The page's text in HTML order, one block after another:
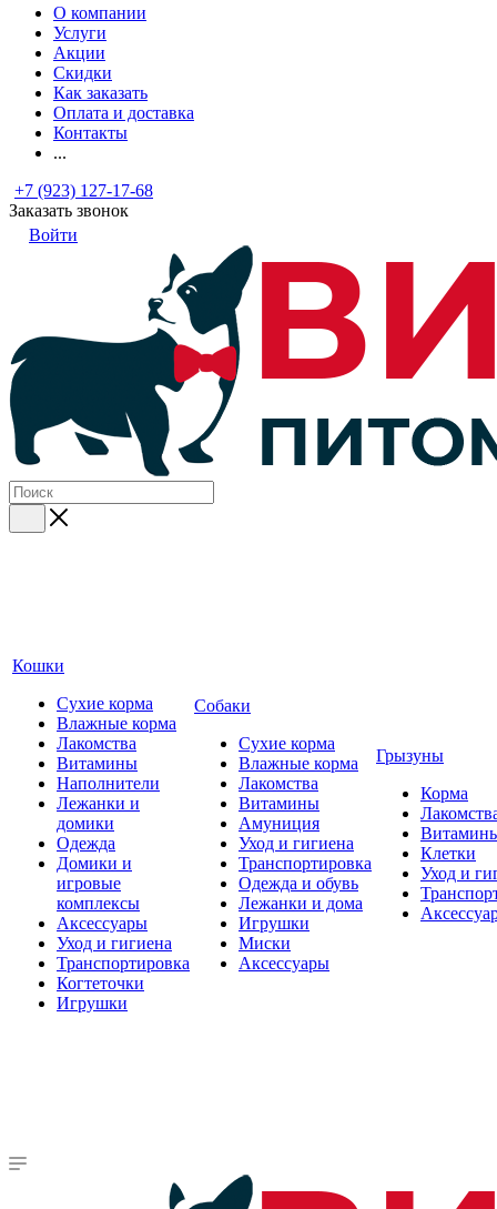
О компании
Услуги
Акции
Скидки
Как заказать
Оплата и доставка
Контакты
...
+7 (923) 127-17-68
Заказать звонок
Войти
Кошки
Сухие корма
Влажные корма
Лакомства
Витамины
Наполнители
Лежанки и
домики
Одежда
Домики и
игровые
комплексы
Аксессуары
Уход и гигиена
Транспортировка
Когтеточки
Игрушки
Собаки
Сухие корма
Влажные корма
Лакомства
Витамины
Амуниция
Уход и гигиена
Транспортировка
Одежда и обувь
Лежанки и дома
Игрушки
Миски
Аксессуары
Грызуны
Корма
Клетки
Уход и